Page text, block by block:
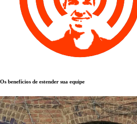
Os benefícios de estender sua equipe